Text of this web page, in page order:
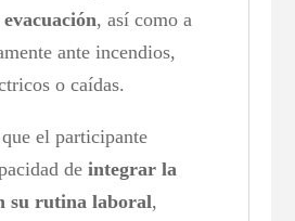
, así como a
ante incendios,
o caídas.
el participante
deintegrar la
su rutina laboral,